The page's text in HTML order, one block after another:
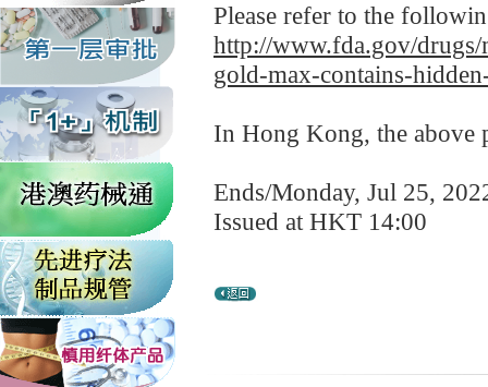
Please refer to the
http://www.fda.gov/
gold-max-contains-
In Hong Kong, the above
Ends/Monday, Jul 25,
Issued at HKT 14:00